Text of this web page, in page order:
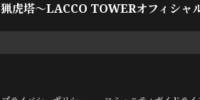
猟虎塔～LACCO TOWERオフィシャ